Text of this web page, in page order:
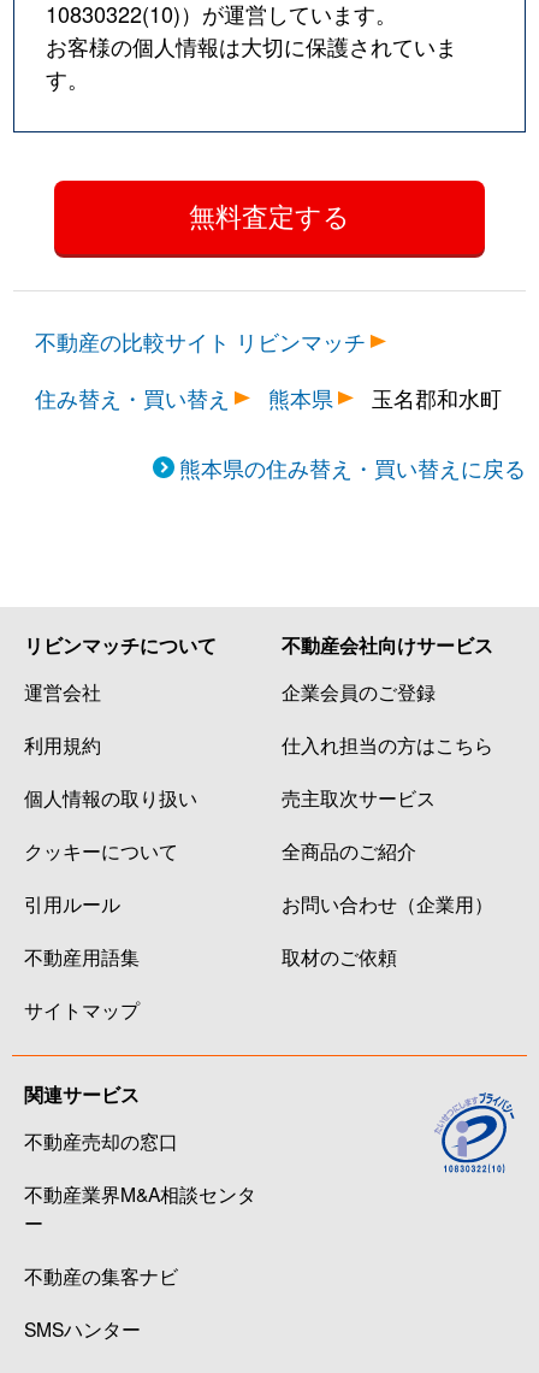
10830322(10)）が運営しています。
お客様の個人情報は大切に保護されていま
す。
不動産の比較サイト リビンマッチ
住み替え・買い替え
熊本県 玉名郡和水町
熊本県の住み替え・買い替えに戻る
リビンマッチについて
運営会社
利用規約
個人情報の取り扱い
クッキーについて
引用ルール
不動産用語集
サイトマップ
不動産会社向けサービス
企業会員のご登録
仕入れ担当の方はこちら
売主取次サービス
全商品のご紹介
お問い合わせ（企業用）
取材のご依頼
関連サービス
不動産売却の窓口
不動産業界M&A相談センタ
ー
不動産の集客ナビ
SMSハンター